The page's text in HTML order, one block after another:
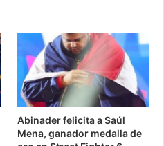
Abinader felicita a Saúl
Mena, ganador medalla de